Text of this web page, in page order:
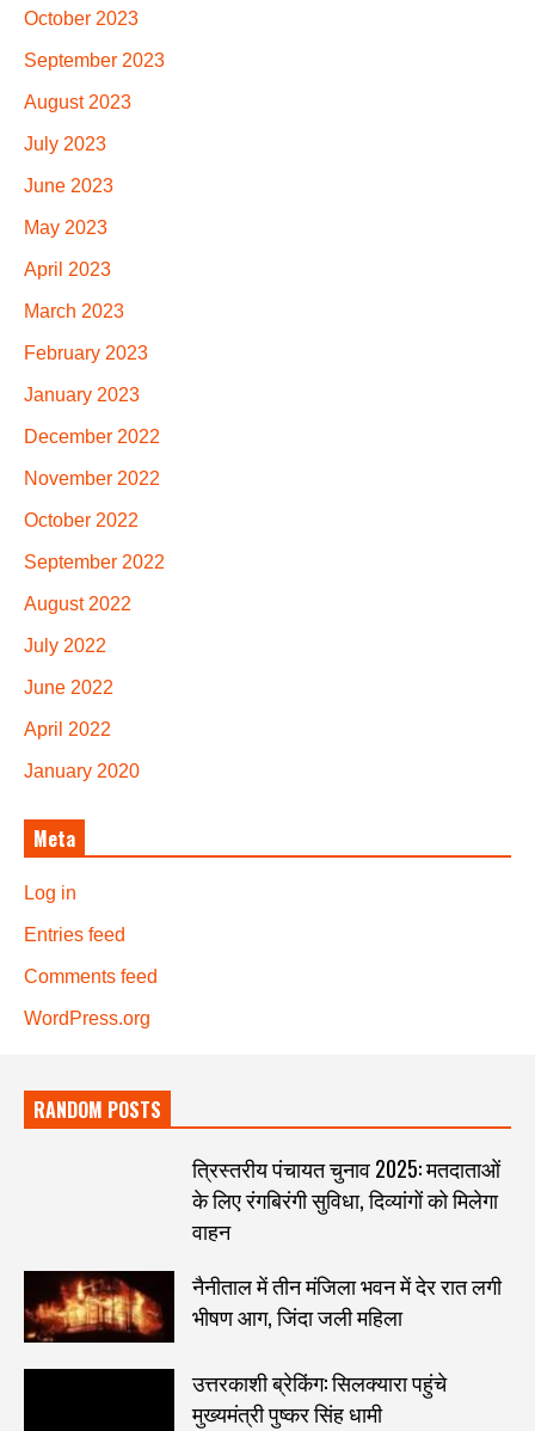
October 2023
September 2023
August 2023
July 2023
June 2023
May 2023
April 2023
March 2023
February 2023
January 2023
December 2022
November 2022
October 2022
September 2022
August 2022
July 2022
June 2022
April 2022
January 2020
Meta
Log in
Entries feed
Comments feed
WordPress.org
RANDOM POSTS
त्रिस्तरीय पंचायत चुनाव 2025: मतदाताओं
के लिए रंगबिरंगी सुविधा, दिव्यांगों को मिलेगा
वाहन
नैनीताल में तीन मंजिला भवन में देर रात लगी
भीषण आग, जिंदा जली महिला
उत्तरकाशी ब्रेकिंग: सिलक्यारा पहुंचे
मुख्यमंत्री पुष्कर सिंह धामी